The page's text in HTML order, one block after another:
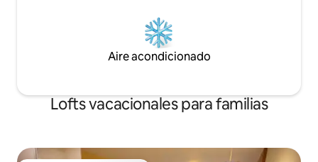
Aire acondicionado
Lofts vacacionales para familias